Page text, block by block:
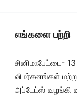
எங்களை பற்றி
சினிமாபேட்டை-
விமர்சனங்கள்
அப்டேட்ஸ் வழங்கி